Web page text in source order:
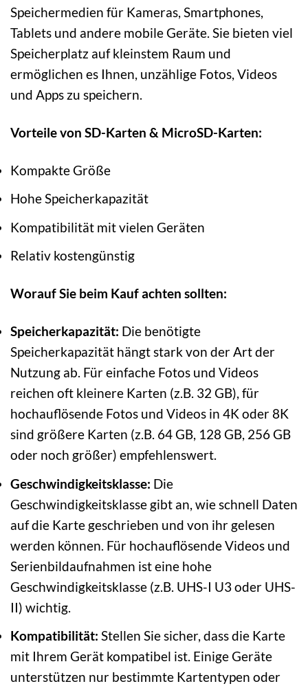
Speichermedien für Kameras, Smartphones,
Tablets und andere mobile Geräte. Sie bieten viel
Speicherplatz auf kleinstem Raum und
ermöglichen es Ihnen, unzählige Fotos, Videos
und Apps zu speichern.
Vorteile von SD-Karten & MicroSD-Karten:
Kompakte Größe
Hohe Speicherkapazität
Kompatibilität mit vielen Geräten
Relativ kostengünstig
Worauf Sie beim Kauf achten sollten:
Speicherkapazität: Die benötigte
Speicherkapazität hängt stark von der Art der
Nutzung ab. Für einfache Fotos und Videos
reichen oft kleinere Karten (z.B. 32 GB), für
hochauflösende Fotos und Videos in 4K oder 8K
sind größere Karten (z.B. 64 GB, 128 GB, 256 GB
oder noch größer) empfehlenswert.
Geschwindigkeitsklasse: Die
Geschwindigkeitsklasse gibt an, wie schnell Daten
auf die Karte geschrieben und von ihr gelesen
werden können. Für hochauflösende Videos und
Serienbildaufnahmen ist eine hohe
Geschwindigkeitsklasse (z.B. UHS-I U3 oder UHS-
II) wichtig.
Kompatibilität: Stellen Sie sicher, dass die Karte
mit Ihrem Gerät kompatibel ist. Einige Geräte
unterstützen nur bestimmte Kartentypen oder